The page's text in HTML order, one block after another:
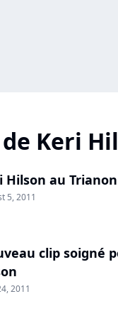
Keri
Hilson au
5, 2011
clip soigné
2011